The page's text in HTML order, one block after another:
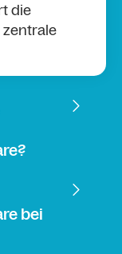
die
bei